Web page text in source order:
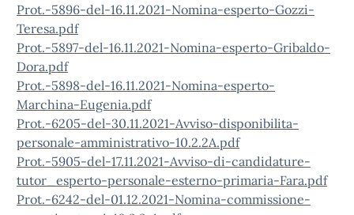
Prot.-5896-del-16.11.2021-Nomina-esperto-Gozzi-
Teresa.pdf
Prot.-5897-del-16.11.2021-Nomina-esperto-Gribaldo-
Dora.pdf
Prot.-5898-del-16.11.2021-Nomina-esperto-
Marchina-Eugenia.pdf
Prot.-6205-del-30.11.2021-Avviso-disponibilita-
personale-amministrativo-10.2.2A.pdf
Prot.-5905-del-17.11.2021-Avviso-di-candidature-
tutor_esperto-personale-esterno-primaria-Fara.pdf
Prot.-6242-del-01.12.2021-Nomina-commissione-